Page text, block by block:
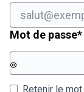
Mot de passe*
Retenir le